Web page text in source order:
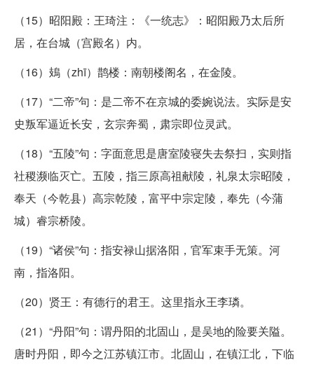
（15）昭阳殿：王琦注：《一统志》：昭阳殿乃太后所
居，在台城（宫殿名）内。
（16）鳷（zhī）鹊楼：南朝楼阁名，在金陵。
（17）“二帝”句：是二帝不在京城的委婉说法。实际是安
史叛军逼近长安，玄宗奔蜀，肃宗即位灵武。
（18）“五陵”句：字面意思是唐室陵寝失去祭扫，实则指
社稷濒临灭亡。五陵，指三原高祖献陵，礼泉太宗昭陵，
奉天（今乾县）高宗乾陵，富平中宗定陵，奉先（今蒲
城）睿宗桥陵。
（19）“诸侯”句：指安禄山据洛阳，官军束手无策。河
南，指洛阳。
（20）贤王：有德行的君王。这里指永王李璘。
（21）“丹阳”句：谓丹阳的北固山，是吴地的险要关隘。
唐时丹阳，即今之江苏镇江市。北固山，在镇江北，下临